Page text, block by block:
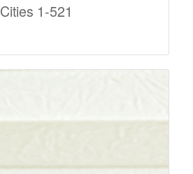
Cities 1-521